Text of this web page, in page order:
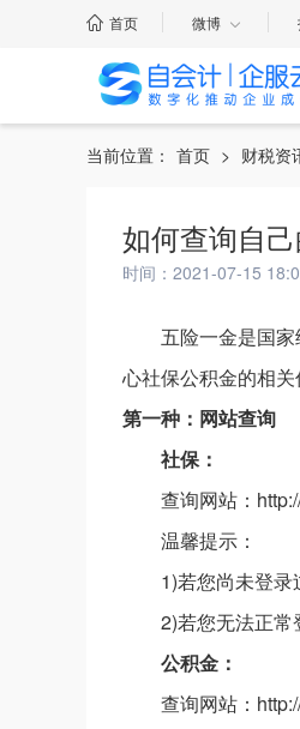
首页 微博
当前位置： 首页 > 财税资
如何查询自
时间：2021-07-15
五险一金是国
心社保公积金的相
第一种：网站查询
社保：
查询网站：
温馨提示：
1)若您尚未登录
2)若您无法正常
公积金：
查询网站：